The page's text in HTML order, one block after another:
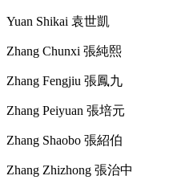
Yuan Shikai 袁世凱
Zhang Chunxi 張純熙
Zhang Fengjiu 張鳳九
Zhang Peiyuan 張培元
Zhang Shaobo 張紹伯
Zhang Zhizhong 張治中